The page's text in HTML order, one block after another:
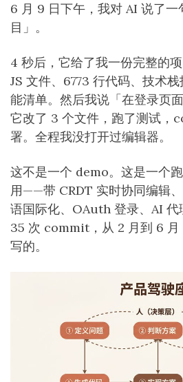
6 月 9 日下午，我对 AI 说了一
目」。
4 秒后，它给了我一份完整的
JS 文件、6773 行代码、技术
能清单。然后我说「在登录页
它改了 3 个文件，跑了测试，
署。全程我没打开过编辑器。
这不是一个 demo。这是一个
用——带 CRDT 实时协同编辑
语国际化、OAuth 登录、AI 代
35 次 commit，从 2 月到 6 月
写的。